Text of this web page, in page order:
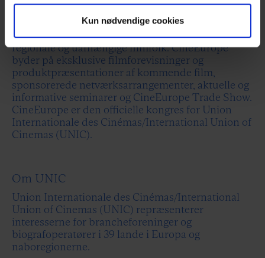
Kun nødvendige cookies
længst eksisterende og mest succesfulde
europæiske kongres og handelsmesse for store,
regionale og uafhængige filmfolk. CineEurope
byder på eksklusive filmforevisninger og
produktpræsentationer af kommende film,
sponsorerede netværksarrangementer, aktuelle og
informative seminarer og CineEurope Trade Show.
CineEurope er den officielle kongres for Union
Internationale des Cinémas/International Union of
Cinemas (UNIC).
Om UNIC
Union Internationale des Cinémas/International
Union of Cinemas (UNIC) repræsenterer
interesserne for brancheforeninger og
biografoperatører i 39 lande i Europa og
naboregionerne.